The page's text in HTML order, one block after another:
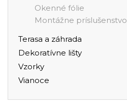
Okenné fólie
Montážne príslušenstvo
Terasa a záhrada
Dekoratívne lišty
Vzorky
Vianoce